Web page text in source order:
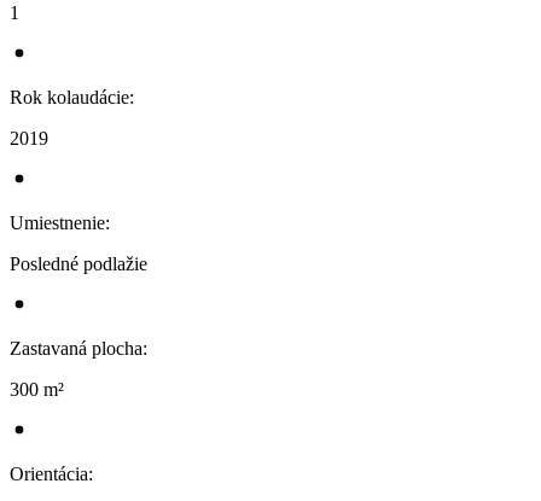
1
Rok kolaudácie:
2019
Umiestnenie:
Posledné podlažie
Zastavaná plocha:
300 m²
Orientácia: